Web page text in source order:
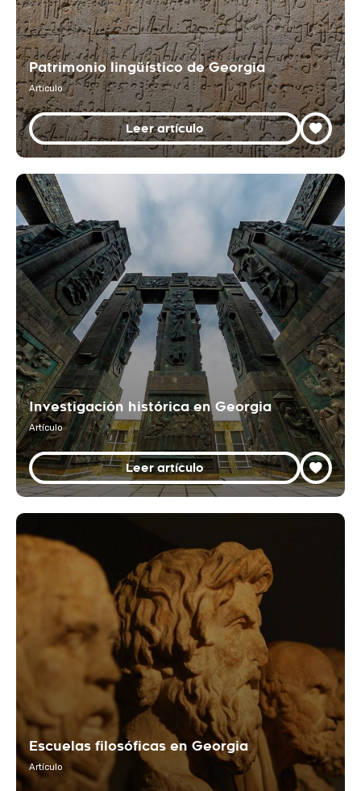
Patrimonio lingüístico de Georgia
Artículo
Leer artículo
Investigación histórica en Georgia
Artículo
Leer artículo
Escuelas filosóficas en Georgia
Artículo